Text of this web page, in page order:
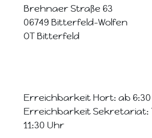
Brehnaer Straße 63
06749 Bitterfeld-Wolfen
OT Bitterfeld
Erreichbarkeit Hort: ab
Erreichbarkeit Sekretariat:
11:30 Uhr